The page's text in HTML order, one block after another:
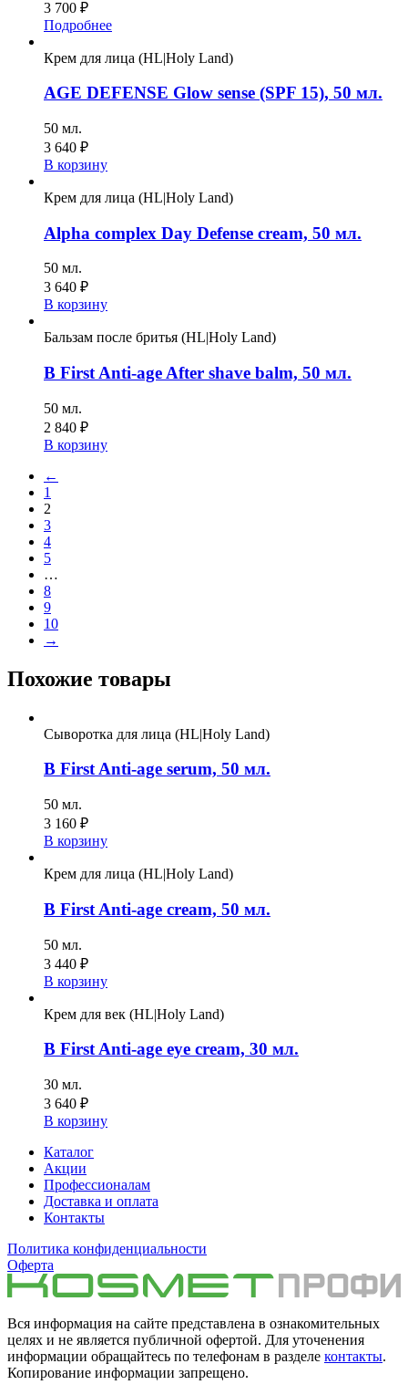
3 700 ₽
Подробнее
Крем для лица (HL|Holy Land)
AGE DEFENSE Glow sense (SPF 15), 50 мл.
50 мл.
3 640 ₽
В корзину
Крем для лица (HL|Holy Land)
Alpha complex Day Defense cream, 50 мл.
50 мл.
3 640 ₽
В корзину
Бальзам после бритья (HL|Holy Land)
B First Anti-age After shave balm, 50 мл.
50 мл.
2 840 ₽
В корзину
←
1
2
3
4
5
…
8
9
10
→
Похожие товары
Сыворотка для лица (HL|Holy Land)
B First Anti-age serum, 50 мл.
50 мл.
3 160 ₽
В корзину
Крем для лица (HL|Holy Land)
B First Anti-age cream, 50 мл.
50 мл.
3 440 ₽
В корзину
Крем для век (HL|Holy Land)
B First Anti-age eye cream, 30 мл.
30 мл.
3 640 ₽
В корзину
Каталог
Акции
Профессионалам
Доставка и оплата
Контакты
Политика конфиденциальности
Оферта
Вся информация на сайте представлена в ознакомительных
целях и не является публичной офертой. Для уточенения
информации обращайтесь по телефонам в разделе контакты.
Копирование информации запрещено.